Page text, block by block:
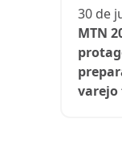
30 de
MTN
varejo